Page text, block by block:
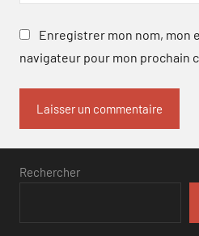
Enregistrer mon nom, mon
navigateur pour mon prochain
Rechercher